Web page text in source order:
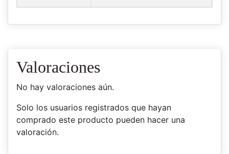
Valoraciones
No hay valoraciones aún.
Solo los usuarios registrados que hayan
comprado este producto pueden hacer una
valoración.